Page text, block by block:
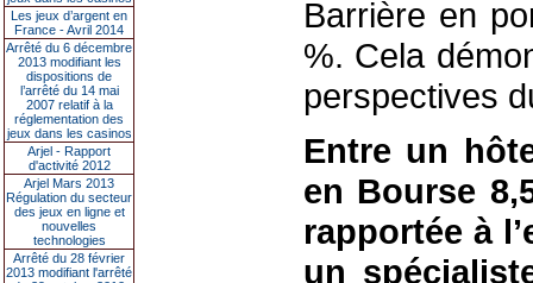
Les jeux d’argent en
France - Avril 2014
Arrêté du 6 décembre
2013 modifiant les
dispositions de
l’arrêté du 14 mai
2007 relatif à la
réglementation des
jeux dans les casinos
Arjel - Rapport
d'activité 2012
Arjel Mars 2013
Régulation du secteur
des jeux en ligne et
nouvelles
technologies
Arrêté du 28 février
2013 modifiant l'arrêté
Barrière en
%. Cela
perspectives
Entre un
en Bourse
rapportée à
un